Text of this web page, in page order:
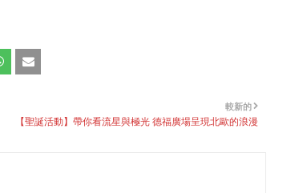
較新的
【聖誕活動】帶你看流星與極光 德福廣場呈現北歐的浪漫